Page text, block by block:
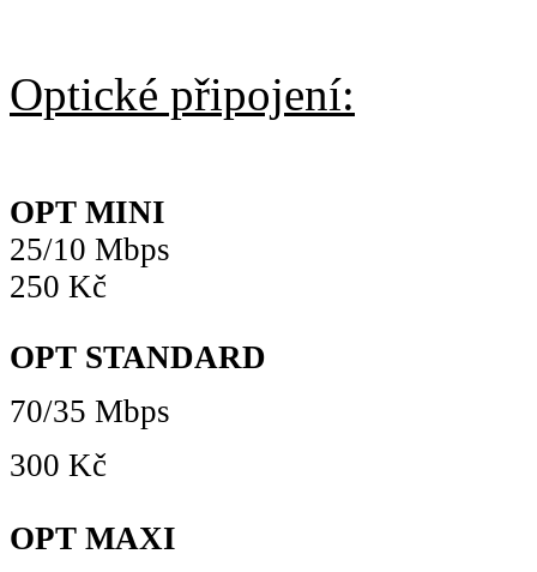
Optické připojení:
OPT MINI
25/10 Mbps
250 Kč
OPT STANDARD
70/35 Mbps
300 Kč
OPT MAXI